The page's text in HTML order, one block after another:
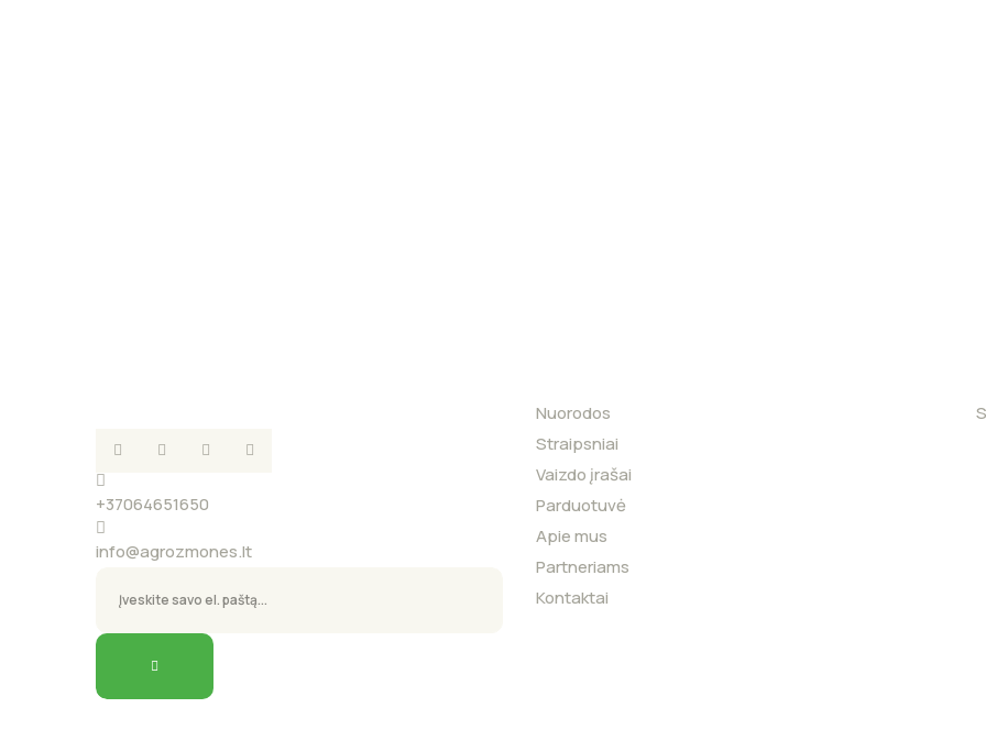
+37064651650
info@agrozmones.lt
Nuorodos
Straipsniai
Vaizdo įrašai
Parduotuvė
Apie mus
Partneriams
Kontaktai